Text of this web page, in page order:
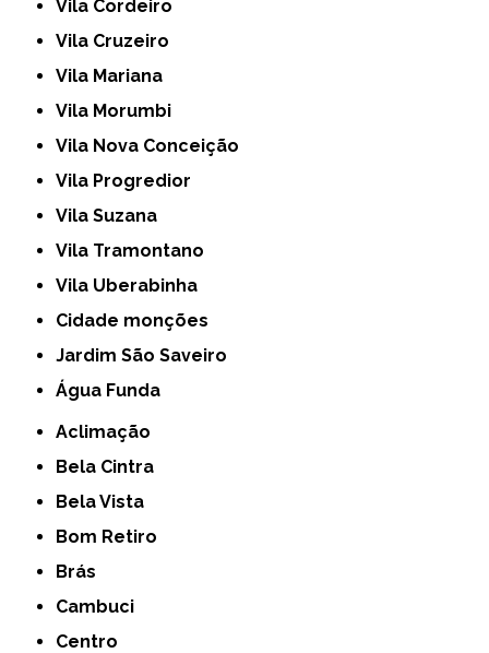
Vila Cordeiro
Vila Cruzeiro
Vila Mariana
Vila Morumbi
Vila Nova Conceição
Vila Progredior
Vila Suzana
Vila Tramontano
Vila Uberabinha
cidade monções
jardim São Saveiro
Água Funda
Aclimação
Bela Cintra
Bela Vista
Bom Retiro
Brás
Cambuci
Centro